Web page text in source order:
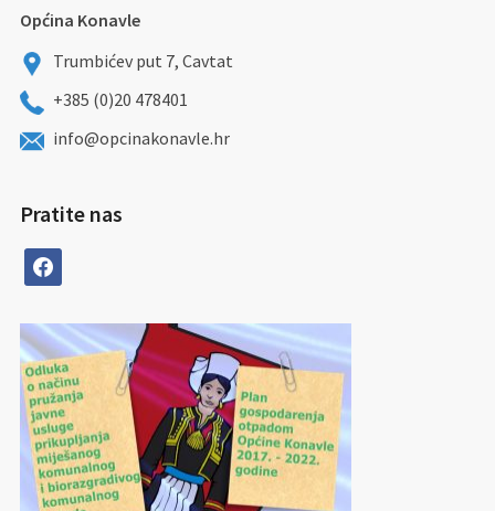
Općina Konavle
Trumbićev put 7, Cavtat
+385 (0)20 478401
info@opcinakonavle.hr
Pratite nas
facebook